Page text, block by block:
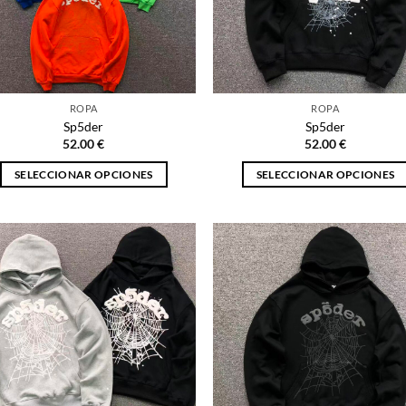
ROPA
Sp5der
52.00€
SELECCIONAR OPCIONES
tiene
múltiples
variantes.
Las
opciones
se
pueden
elegir
ROPA
Sp5der
52.00€
SELECCIONAR OPCIONES
tiene
múltiples
variantes.
Las
opciones
se
pueden
elegir